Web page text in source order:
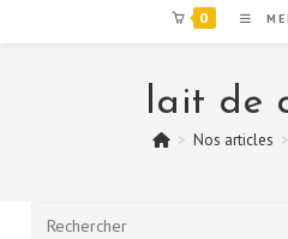
0
lait de
> Nos articles >